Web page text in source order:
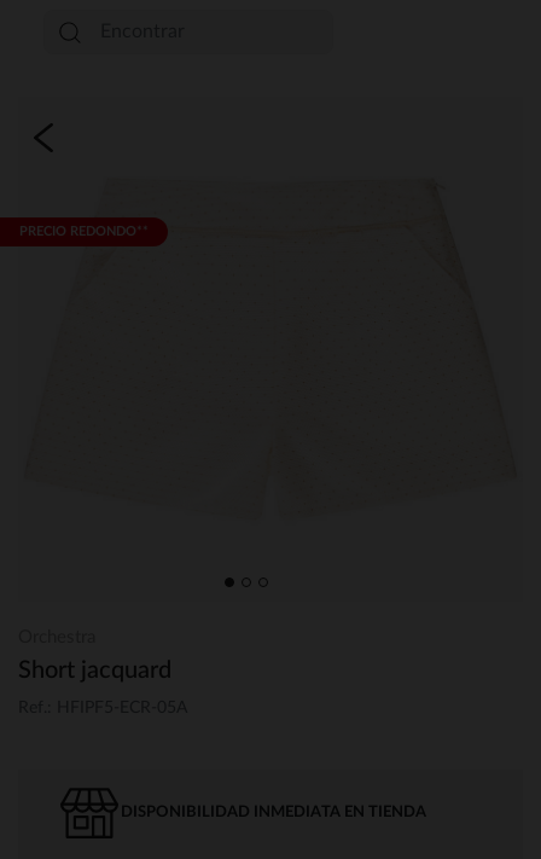
PRECIO REDONDO**
Short jacquard
DISPONIBILIDAD INMEDIATA EN TIENDA